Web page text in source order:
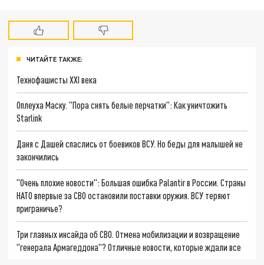
ЧИТАЙТЕ ТАКЖЕ:
Технофашисты XXI века
Оплеуха Маску. "Пора снять белые перчатки": Как уничтожить
Starlink
Даня с Дашей спаслись от боевиков ВСУ. Но беды для малышей не
закончились
"Очень плохие новости": Большая ошибка Palantir в России. Страны
НАТО впервые за СВО остановили поставки оружия. ВСУ теряют
приграничье?
Три главных инсайда об СВО. Отмена мобилизации и возвращение
"генерала Армагеддона"? Отличные новости, которые ждали все